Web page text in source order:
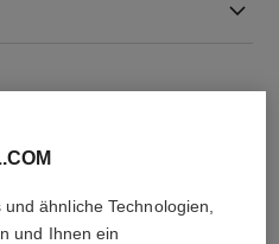
KOMBINATION
ähnliche Technologien,
und Ihnen ein